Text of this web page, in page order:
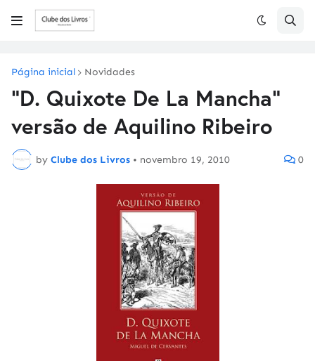
Página inicial Novidades
"D. Quixote De La Mancha"
versão de Aquilino Ribeiro
by Clube dos Livros • novembro 19, 2010 0